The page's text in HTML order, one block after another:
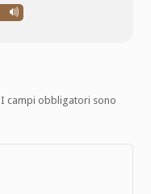
I campi obbligatori sono